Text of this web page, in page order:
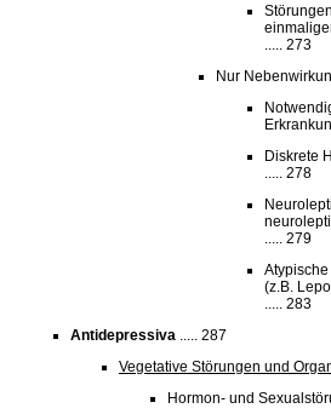
..... 273
Nur
Diskrete
..... 278
..... 279
(z.B.
..... 283
Antidepressiva ..... 287
Vegetative Störungen und
Hormon- und